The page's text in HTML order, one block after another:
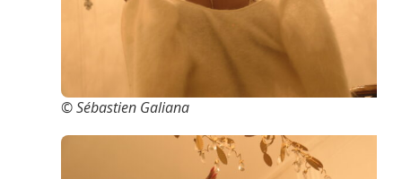
© Sébastien Galiana